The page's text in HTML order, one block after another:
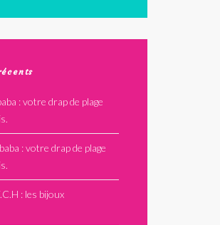
: votre drap de plage
: votre drap de plage
: les bijoux